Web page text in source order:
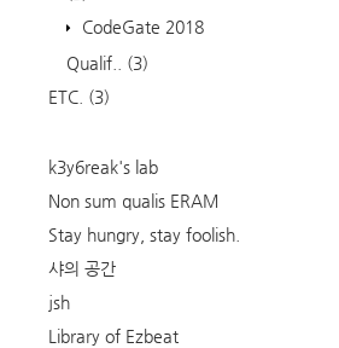
CodeGate 2018
Qualif.. (3)
ETC. (3)
k3y6reak's lab
Non sum qualis ERAM
Stay hungry, stay foolish.
샤의 공간
jsh
Library of Ezbeat